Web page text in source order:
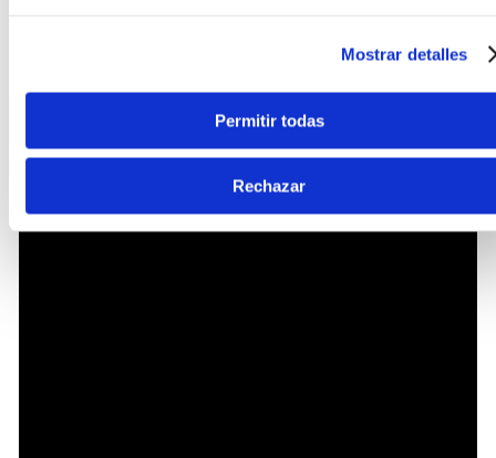
Mostrar detalles
Permitir todas
Rechazar